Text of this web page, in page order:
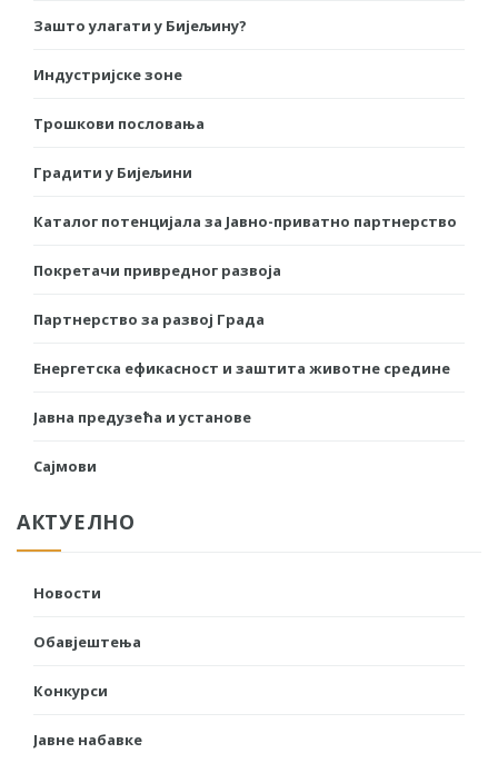
Зашто улагати у Бијељину?
Индустријске зоне
Трошкови пословања
Градити у Бијељини
Каталог потенцијала за Јавно-приватно партнерство
Покретачи привредног развоја
Партнерство за развој Града
Енергетска ефикасност и заштита животне средине
Јавна предузећа и установе
Сајмови
АКТУЕЛНО
Новости
Обавјештења
Конкурси
Јавне набавке